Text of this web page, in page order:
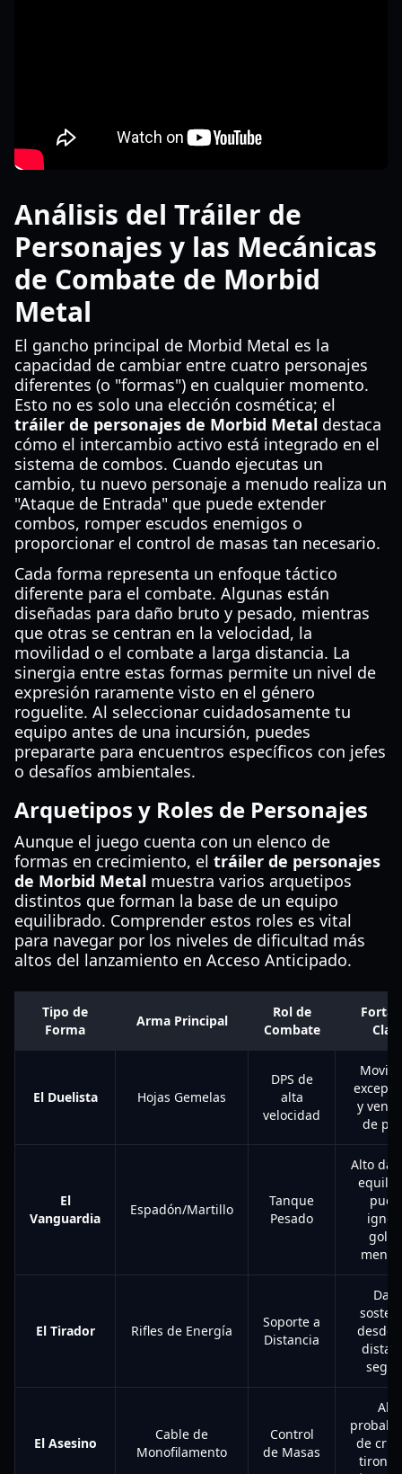
Análisis del Tráiler de
Personajes y las Mecánicas
de Combate de Morbid
Metal
El gancho principal de Morbid Metal es la
capacidad de cambiar entre cuatro personajes
diferentes (o "formas") en cualquier momento.
Esto no es solo una elección cosmética; el
tráiler de personajes de Morbid Metal destaca
cómo el intercambio activo está integrado en el
sistema de combos. Cuando ejecutas un
cambio, tu nuevo personaje a menudo realiza un
"Ataque de Entrada" que puede extender
combos, romper escudos enemigos o
proporcionar el control de masas tan necesario.
Cada forma representa un enfoque táctico
diferente para el combate. Algunas están
diseñadas para daño bruto y pesado, mientras
que otras se centran en la velocidad, la
movilidad o el combate a larga distancia. La
sinergia entre estas formas permite un nivel de
expresión raramente visto en el género
roguelite. Al seleccionar cuidadosamente tu
equipo antes de una incursión, puedes
prepararte para encuentros específicos con jefes
o desafíos ambientales.
Arquetipos y Roles de Personajes
Aunque el juego cuenta con un elenco de
formas en crecimiento, el tráiler de personajes
de Morbid Metal muestra varios arquetipos
distintos que forman la base de un equipo
equilibrado. Comprender estos roles es vital
para navegar por los niveles de dificultad más
altos del lanzamiento en Acceso Anticipado.
Tipo de
Forma
Arma Principal
Rol de
Combate
El Duelista Hojas Gemelas
DPS de
alta
velocidad
y
de
El
Vanguardia
Espadón/Martillo
Tanque
Pesado
Alto
El Tirador Rifles de Energía
Soporte a
Distancia
desde
El Asesino
Cable de
Monofilamento
Control
de Masas
Alta
de